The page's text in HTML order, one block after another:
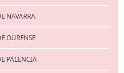
NAVARRA
OURENSE
PALENCIA